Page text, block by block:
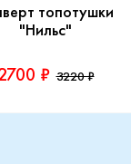
топотушки
"Нильс"
₽ 3220 ₽